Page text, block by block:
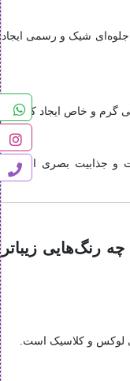
جلوه‌ای شیک و رسمی ایجاد
گرم و خاص ایجاد کند.
جذابیت بصری استفاده
رنگ‌هایی زیباتر
لوکس و کلاسیک است.